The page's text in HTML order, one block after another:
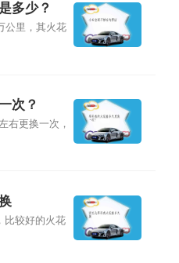
多少？
公里，其火花
次？
右更换一次，
比较好的火花